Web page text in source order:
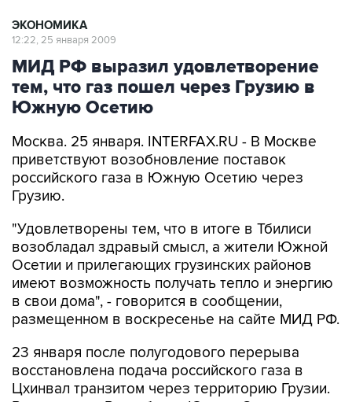
ЭКОНОМИКА
12:22, 25 января 2009
МИД РФ выразил удовлетворение
тем, что газ пошел через Грузию в
Южную Осетию
Москва. 25 января. INTERFAX.RU - В Москве
приветствуют возобновление поставок
российского газа в Южную Осетию через
Грузию.
"Удовлетворены тем, что в итоге в Тбилиси
возобладал здравый смысл, а жители Южной
Осетии и прилегающих грузинских районов
имеют возможность получать тепло и энергию
в свои дома", - говорится в сообщении,
размещенном в воскресенье на сайте МИД РФ.
23 января после полугодового перерыва
восстановлена подача российского газа в
Цхинвал транзитом через территорию Грузии.